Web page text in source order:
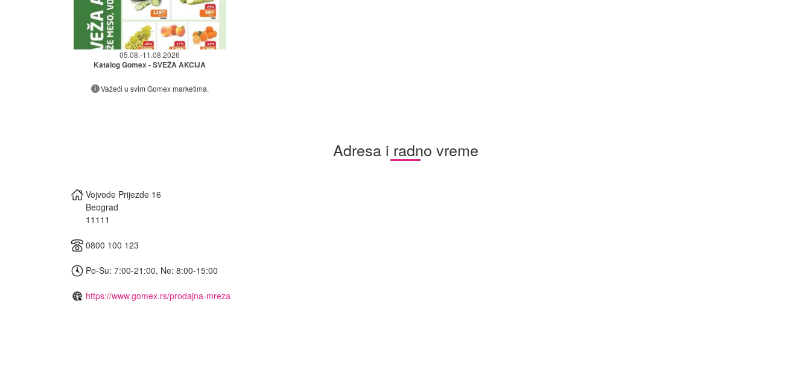
05.08.-11.08.2026
Katalog Gomex - SVEŽA AKCIJA
Važeći u svim Gomex marketima.
Adresa i radno vreme
Vojvode Prijezde 16
Beograd
11111
0800 100 123
Po-Su: 7:00-21:00, Ne: 8:00-15:00
https://www.gomex.rs/prodajna-mreza